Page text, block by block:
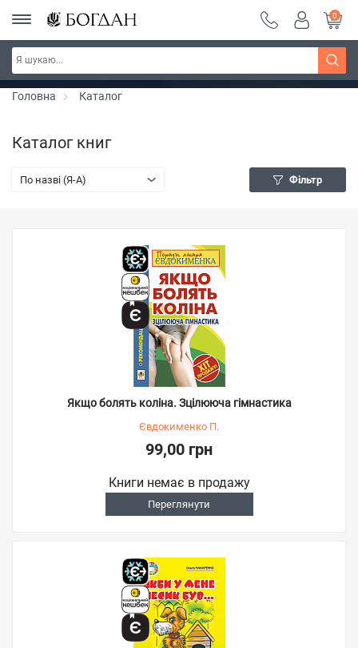
РОЗПРОДАЖ ~ 150 грн ~ 200 грн ~ 250 грн ~
300 грн ~ РОЗПРОДАЖ
Дізнатись більше
0
Головна Каталог
Каталог книг
По назві (Я-А) Фільтр
Якщо болять коліна. Зцілююча гімнастика
Євдокименко П.
99,00 грн
Книги немає в продажу
Переглянути